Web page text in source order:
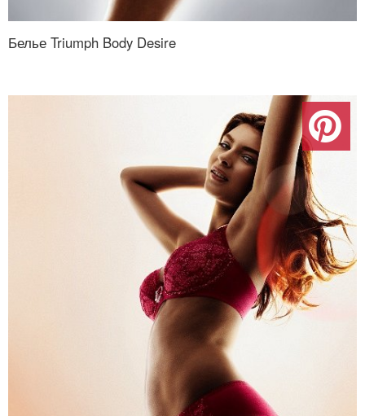
Белье Triumph Body Desire